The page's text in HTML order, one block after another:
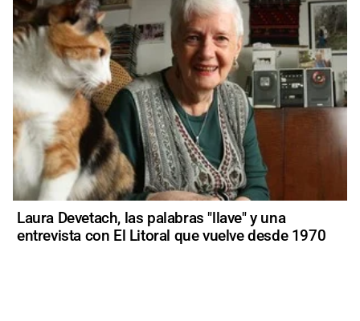
Laura Devetach, las palabras "llave" y una
entrevista con El Litoral que vuelve desde 1970